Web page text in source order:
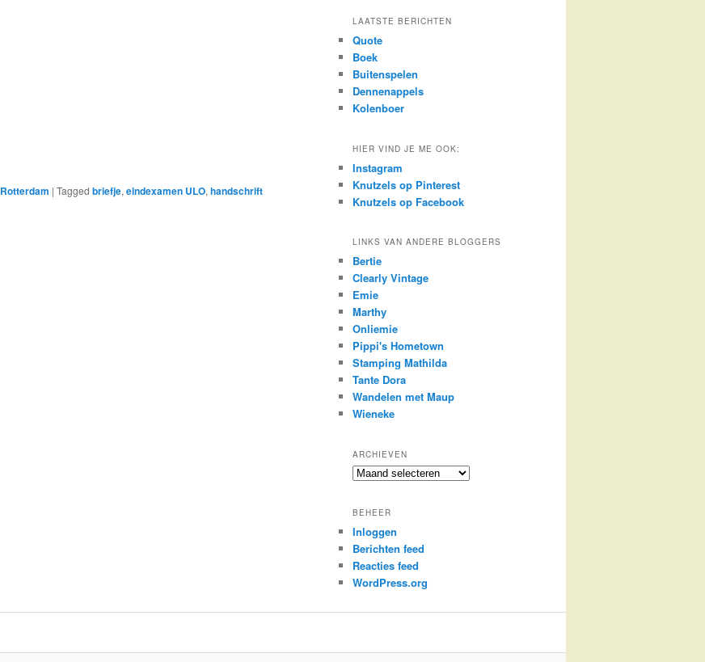
Rotterdam | Tagged briefje, eindexamen ULO, handschrift
r
h
LAATSTE BERICHTEN
Quote
Boek
Buitenspelen
Dennenappels
Kolenboer
HIER VIND JE ME OOK:
Instagram
Knutzels op Pinterest
Knutzels op Facebook
LINKS VAN ANDERE BLOGGERS
Bertie
Clearly Vintage
Emie
Marthy
Onliemie
Pippi's Hometown
Stamping Mathilda
Tante Dora
Wandelen met Maup
Wieneke
ARCHIEVEN
Archieven
BEHEER
Inloggen
Berichten feed
Reacties feed
WordPress.org